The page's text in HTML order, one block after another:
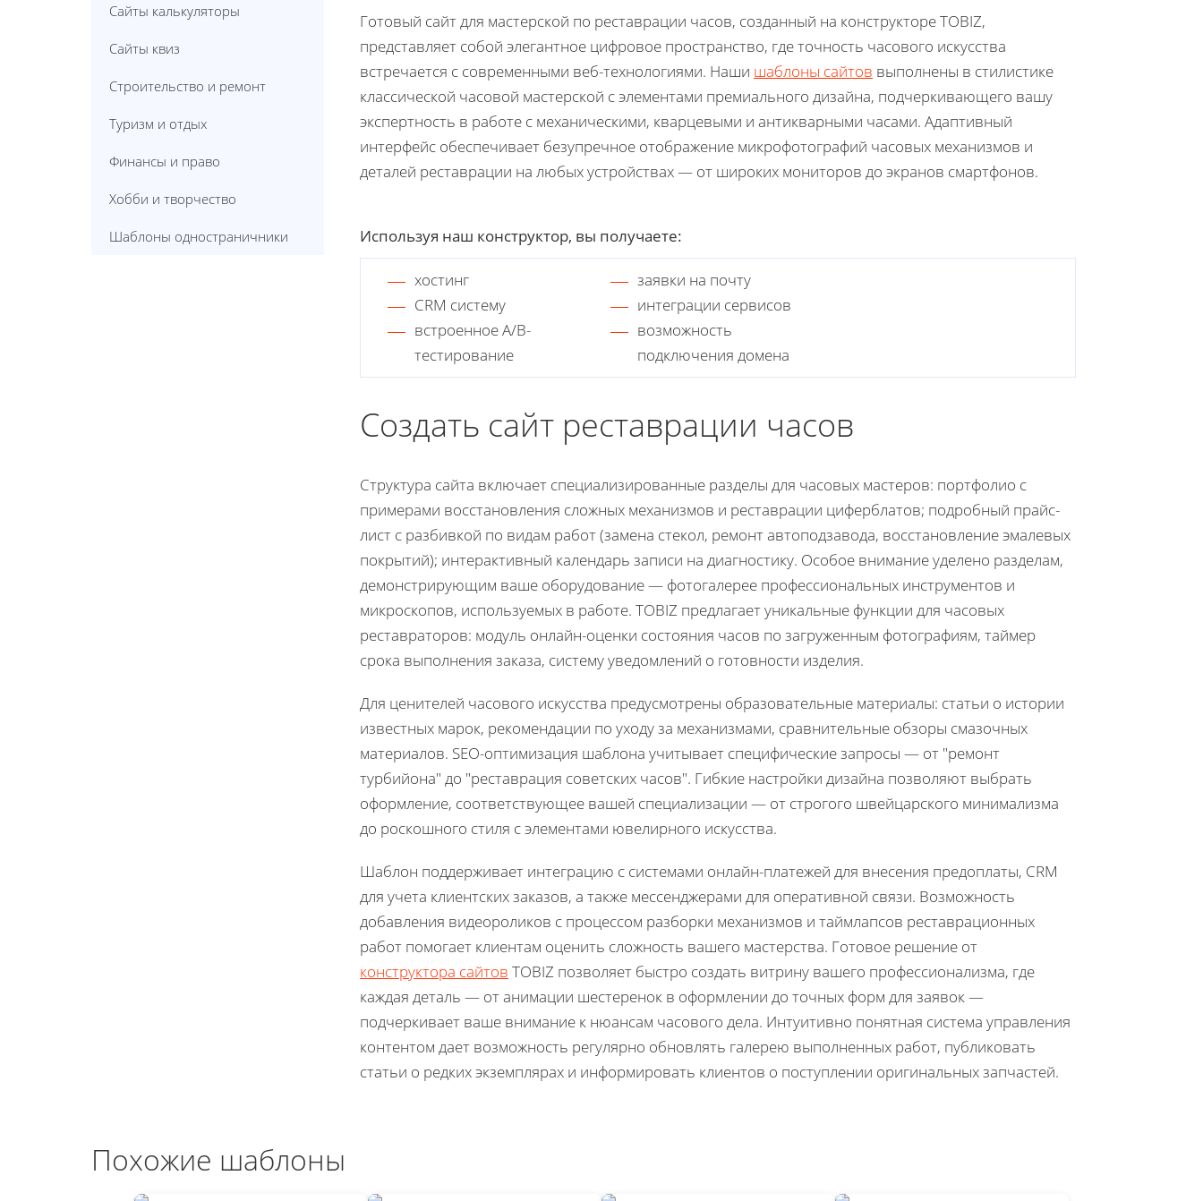
Сайты калькуляторы
Сайты квиз
Строительство и ремонт
Туризм и отдых
Финансы и право
Хобби и творчество
Шаблоны одностраничники
Готовый сайт для мастерской по реставрации часов, созданный на конструкторе TOBIZ,
представляет собой элегантное цифровое пространство, где точность часового искусства
встречается с современными веб-технологиями. Наши шаблоны сайтов выполнены в стилистике
классической часовой мастерской с элементами премиального дизайна, подчеркивающего вашу
экспертность в работе с механическими, кварцевыми и антикварными часами. Адаптивный
интерфейс обеспечивает безупречное отображение микрофотографий часовых механизмов и
деталей реставрации на любых устройствах — от широких мониторов до экранов смартфонов.
Используя наш конструктор, вы получаете:
хостинг
заявки на почту
CRM систему
интеграции сервисов
встроенное A/B-
тестирование
возможность
подключения домена
Создать сайт реставрации часов
Структура сайта включает специализированные разделы для часовых мастеров: портфолио с
примерами восстановления сложных механизмов и реставрации циферблатов; подробный прайс-
лист с разбивкой по видам работ (замена стекол, ремонт автоподзавода, восстановление эмалевых
покрытий); интерактивный календарь записи на диагностику. Особое внимание уделено разделам,
демонстрирующим ваше оборудование — фотогалерее профессиональных инструментов и
микроскопов, используемых в работе. TOBIZ предлагает уникальные функции для часовых
реставраторов: модуль онлайн-оценки состояния часов по загруженным фотографиям, таймер
срока выполнения заказа, систему уведомлений о готовности изделия.
Для ценителей часового искусства предусмотрены образовательные материалы: статьи о истории
известных марок, рекомендации по уходу за механизмами, сравнительные обзоры смазочных
материалов. SEO-оптимизация шаблона учитывает специфические запросы — от "ремонт
турбийона" до "реставрация советских часов". Гибкие настройки дизайна позволяют выбрать
оформление, соответствующее вашей специализации — от строгого швейцарского минимализма
до роскошного стиля с элементами ювелирного искусства.
Шаблон поддерживает интеграцию с системами онлайн-платежей для внесения предоплаты, CRM
для учета клиентских заказов, а также мессенджерами для оперативной связи. Возможность
добавления видеороликов с процессом разборки механизмов и таймлапсов реставрационных
работ помогает клиентам оценить сложность вашего мастерства. Готовое решение от
конструктора сайтов TOBIZ позволяет быстро создать витрину вашего профессионализма, где
каждая деталь — от анимации шестеренок в оформлении до точных форм для заявок —
подчеркивает ваше внимание к нюансам часового дела. Интуитивно понятная система управления
контентом дает возможность регулярно обновлять галерею выполненных работ, публиковать
статьи о редких экземплярах и информировать клиентов о поступлении оригинальных запчастей.
Похожие шаблоны